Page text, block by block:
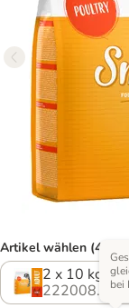
Artikel wählen (4
2 x 10 kg
222008.5
bei